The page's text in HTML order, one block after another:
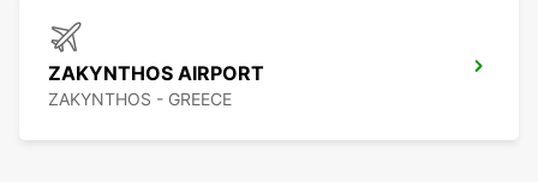
ZAKYNTHOS AIRPORT
ZAKYNTHOS - GREECE